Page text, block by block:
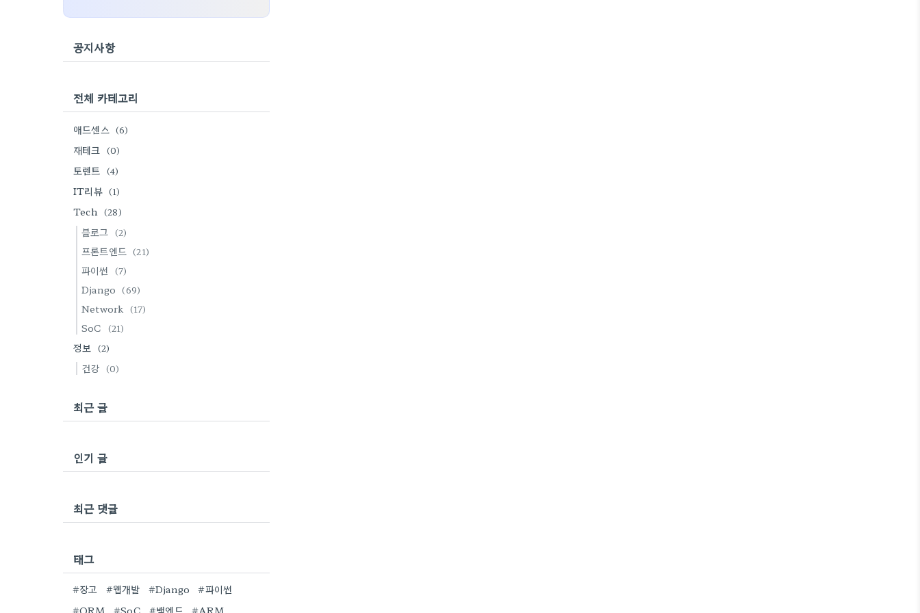
공지사항
전체 카테고리
애드센스 (6)
재테크 (0)
토렌트 (4)
IT리뷰 (1)
Tech (28)
블로그 (2)
프론트엔드 (21)
파이썬 (7)
Django (69)
Network (17)
SoC (21)
정보 (2)
건강 (0)
최근 글
인기 글
최근 댓글
태그
#장고 #웹개발 #Django
#파이썬
#ORM
#SoC #백엔드 #ARM